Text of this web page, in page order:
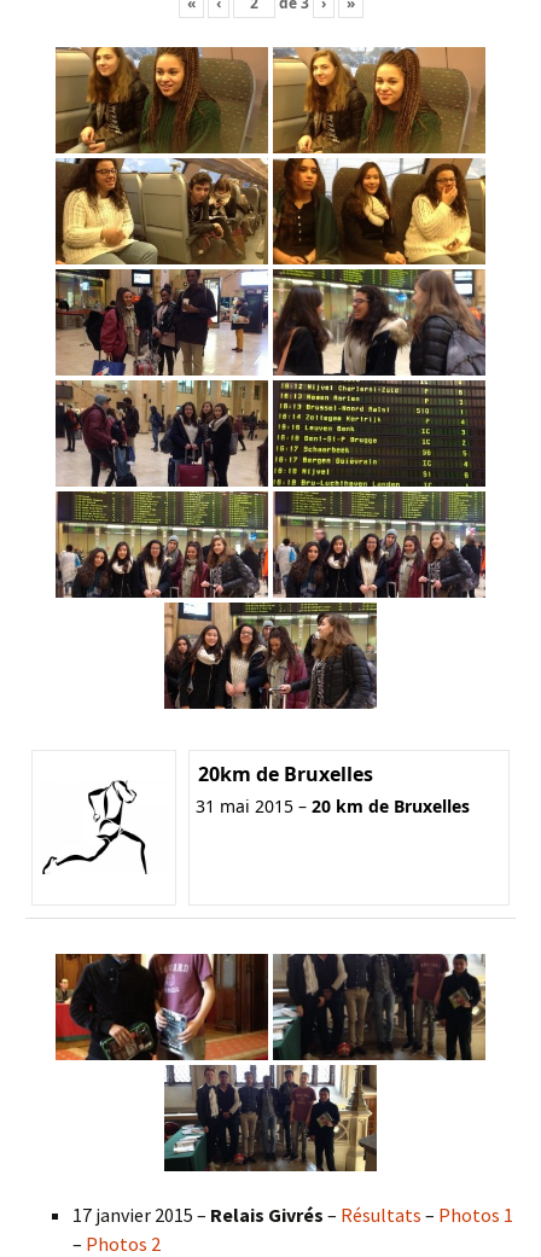
20km de Bruxelles
31 mai 2015 – 20 km de Bruxelles
17 janvier 2015 – Relais Givrés – Résultats – Photos 1
– Photos 2